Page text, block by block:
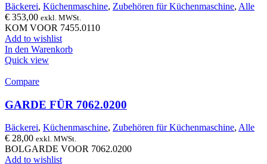
Bäckerei, Küchenmaschine, Zubehören für Küchenmaschine, Alle
€ 353,00 exkl. MWSt.
KOM VOOR 7455.0110
Add to wishlist
In den Warenkorb
Quick view
Compare
GARDE FÜR 7062.0200
Bäckerei, Küchenmaschine, Zubehören für Küchenmaschine, Alle
€ 28,00 exkl. MWSt.
BOLGARDE VOOR 7062.0200
Add to wishlist